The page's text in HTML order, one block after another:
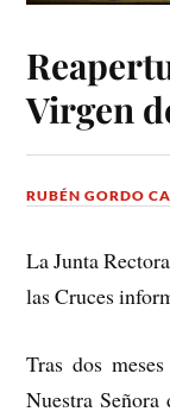
Virgen
RUBÉN GORDO
La Junta
las Cruces
Tras dos
Nuestra